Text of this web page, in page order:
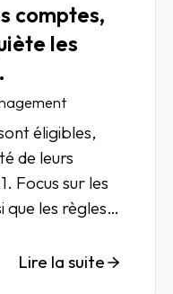
comptes,
les
éligibles,
de leurs
Focus sur les
que les règles
Lire la suite